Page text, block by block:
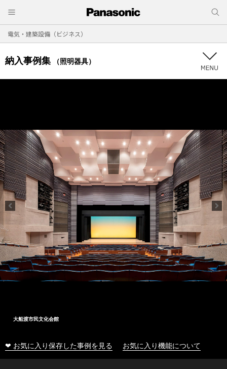
電気・建築設備（ビジネス）
納入事例集 （照明器具）
大船渡市民文化会館
❤ お気に入り保存した事例を見る お気に入り機能について